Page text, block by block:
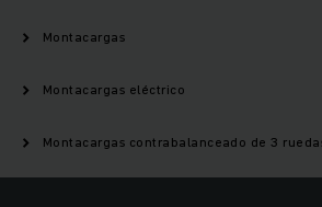
Montacargas
Montacargas eléctrico
Montacargas contrabalanceado de 3